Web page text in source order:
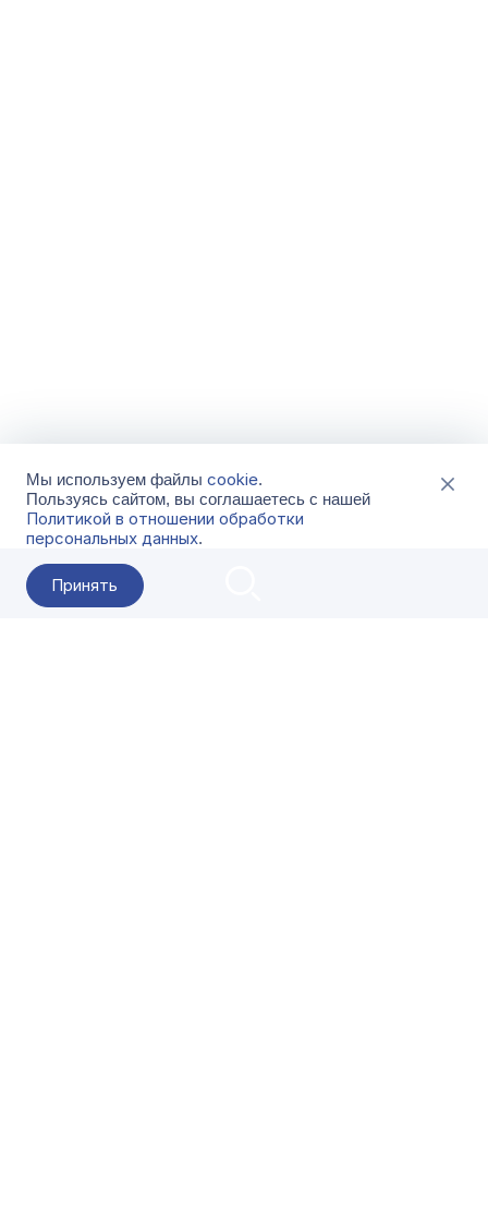
Мы используем файлы cookie.
Пользуясь сайтом, вы соглашаетесь с нашей
Политикой в отношении обработки
персональных данных.
Принять